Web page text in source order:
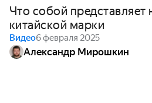
Что собой
китайской марки
Видео6 февраля 2025
Александр Мирошкин